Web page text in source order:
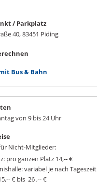
/ Parkplatz
40, 83451 Piding
Bus & Bahn
von 9 bis 24 Uhr
Nicht-Mitglieder:
pro ganzen Platz 14,-- €
variabel je nach Tageszeit
€ bis 26 ,-- €